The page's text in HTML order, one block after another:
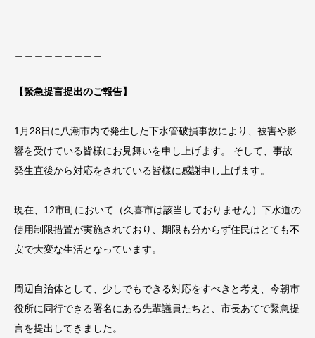
【緊急提言提出のご報告】
1月28日に八潮市内で発生した下水管破損事故により、被害や影
響を受けている皆様にお見舞いを申し上げます。 そして、事故
発生直後から対応をされている皆様に感謝申し上げます。
現在、12市町において（久喜市は該当しておりません）下水道の
使用制限措置が実施されており、期限も分からず住民はとても不
安で大変な生活となっています。
周辺自治体として、少しでもできる対応をすべきと考え、今朝市
役所に同行できる署名にある先輩議員たちと、市長あてで緊急提
言を提出してきました。